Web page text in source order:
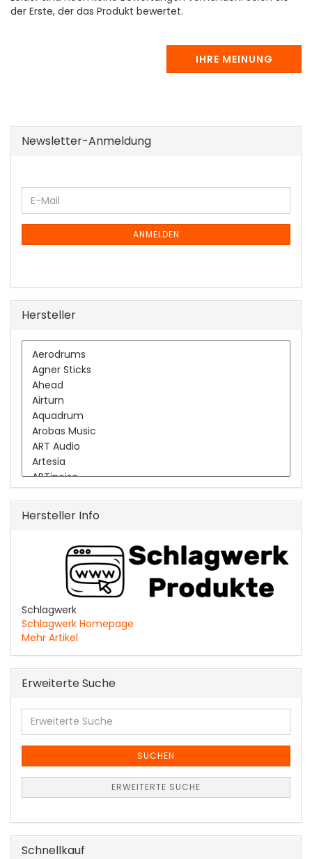
der Erste, der das Produkt bewertet.
IHRE MEINUNG
Newsletter-Anmeldung
WEITER
ZUR
NEWSLETTER-
E-
Mail
ANMELDEN
Hersteller
Hersteller Info
Schlagwerk
Schlagwerk Homepage
Mehr Artikel
Erweiterte Suche
Erweiterte
Suche
SUCHEN
ERWEITERTE SUCHE
Schnellkauf